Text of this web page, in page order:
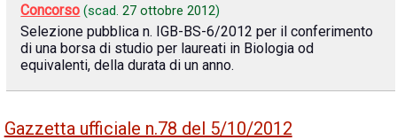
Concorso (scad.27 ottobre 2012)
Selezione pubblica n. IGB-BS-6/2012 per il conferimento
di una borsa di studio per laureati in Biologia od
equivalenti, della durata di un anno.
Gazzetta ufficiale n.78 del 5/10/2012